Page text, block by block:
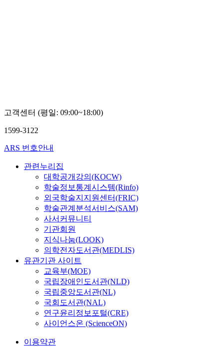
고객센터 (평일: 09:00~18:00)
1599-3122
ARS 번호안내
관련누리집
대학공개강의(KOCW)
학술정보통계시스템(Rinfo)
외국학술지지원센터(FRIC)
학술관계분석서비스(SAM)
사서커뮤니티
기관회원
지식나눔(LOOK)
의학전자도서관(MEDLIS)
유관기관 사이트
교육부(MOE)
국립장애인도서관(NLD)
국립중앙도서관(NL)
국회도서관(NAL)
연구윤리정보포털(CRE)
사이언스온 (ScienceON)
이용약관